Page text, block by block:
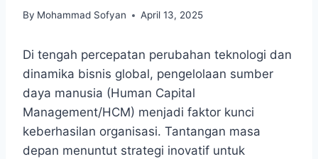
By Mohammad Sofyan April 13, 2025
Di tengah percepatan perubahan teknologi dan
dinamika bisnis global, pengelolaan sumber
daya manusia (Human Capital
Management/HCM) menjadi faktor kunci
keberhasilan organisasi. Tantangan masa
depan menuntut strategi inovatif untuk